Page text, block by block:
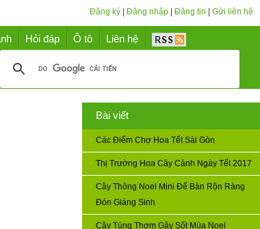
Đăng ký Đăng nhập Đăng tin Gửi liên hệ
Hỏi đáp Ô tô Liên hệ
Bài viết
Các Điểm Chợ Hoa Tết Sài Gòn
Thị Trường Hoa Cây Cảnh Ngày Tết 2017
Cây Thông Noel Mini Để Bàn Rộn Ràng
Đón Giáng Sinh
Cây Tùng Thơm Gây Sốt Mùa Noel